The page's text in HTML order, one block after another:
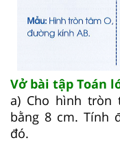
Vở bài tập Toán
a) Cho hình tròn
bằng 8 cm. Tính
đó.